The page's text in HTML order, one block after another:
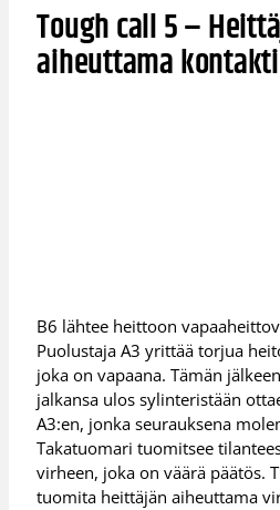
Tough call 5 –
aiheuttama kontakti
B6 lähtee heittoon
Puolustaja A3 yrittää torjua
joka on vapaana. Tämän
jalkansa ulos sylinteristään
A3:en, jonka seurauksena
Takatuomari tuomitsee
virheen, joka on väärä päätös.
tuomita heittäjän aiheuttama